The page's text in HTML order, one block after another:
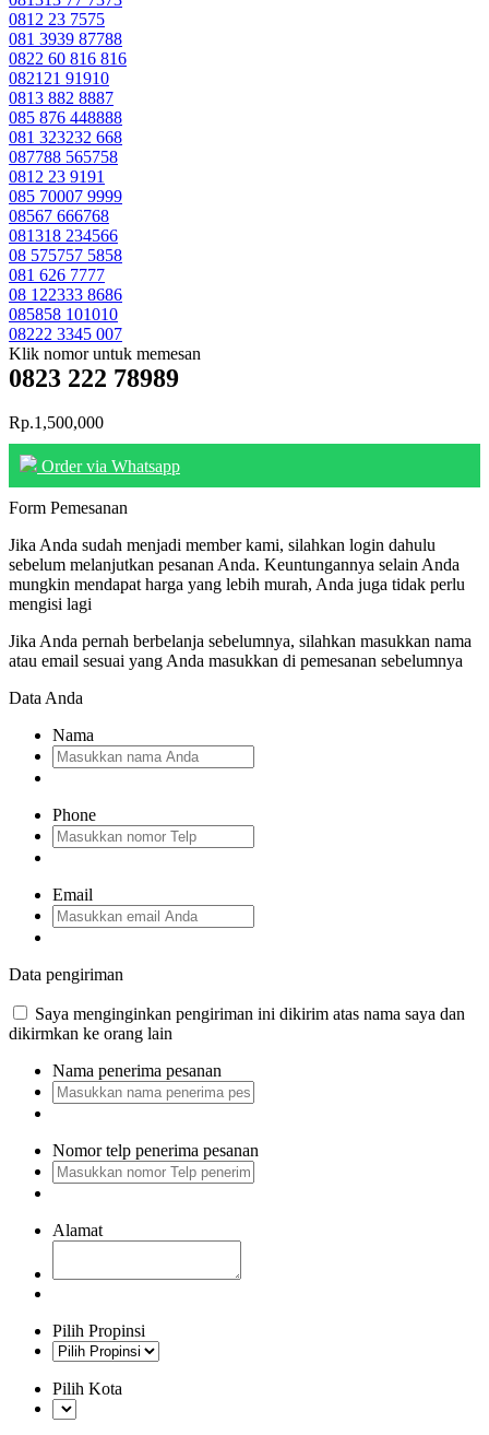
0812 23 7575
081 3939 87788
0822 60 816 816
082121 91910
0813 882 8887
085 876 448888
081 323232 668
087788 565758
0812 23 9191
085 70007 9999
08567 666768
081318 234566
08 575757 5858
081 626 7777
08 122333 8686
085858 101010
08222 3345 007
Klik nomor untuk memesan
0823 222 78989
Rp.1,500,000
Order via Whatsapp
Form Pemesanan
Jika Anda sudah menjadi member kami, silahkan login dahulu
sebelum melanjutkan pesanan Anda. Keuntungannya selain Anda
mungkin mendapat harga yang lebih murah, Anda juga tidak perlu
mengisi lagi
Jika Anda pernah berbelanja sebelumnya, silahkan masukkan nama
atau email sesuai yang Anda masukkan di pemesanan sebelumnya
Data Anda
Nama
Phone
Email
Data pengiriman
Saya menginginkan pengiriman ini dikirim atas nama saya dan
dikirmkan ke orang lain
Nama penerima pesanan
Nomor telp penerima pesanan
Alamat
Pilih Propinsi
Pilih Kota